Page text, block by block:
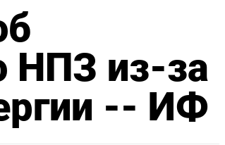
НПЗ из-за
-- ИФ